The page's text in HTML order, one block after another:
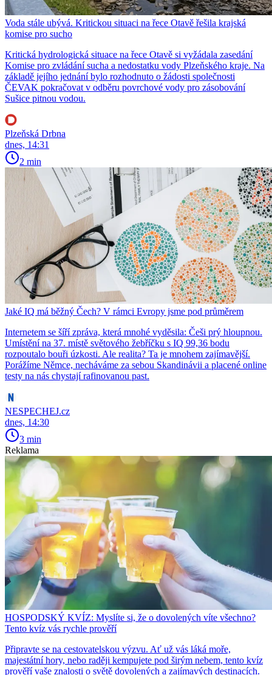
Voda stále ubývá. Kritickou situaci na řece Otavě řešila krajská
komise pro sucho
Kritická hydrologická situace na řece Otavě si vyžádala zasedání
Komise pro zvládání sucha a nedostatku vody Plzeňského kraje. Na
základě jejího jednání bylo rozhodnuto o žádosti společnosti
ČEVAK pokračovat v odběru povrchové vody pro zásobování
Sušice pitnou vodou.
Plzeňská Drbna
dnes, 14:31
2 min
Jaké IQ má běžný Čech? V rámci Evropy jsme pod průměrem
Internetem se šíří zpráva, která mnohé vyděsila: Češi prý hloupnou.
Umístění na 37. místě světového žebříčku s IQ 99,36 bodu
rozpoutalo bouři úzkosti. Ale realita? Ta je mnohem zajímavější.
Porážíme Němce, necháváme za sebou Skandinávii a placené online
testy na nás chystají rafinovanou past.
NESPECHEJ.cz
dnes, 14:30
3 min
Reklama
HOSPODSKÝ KVÍZ: Myslíte si, že o dovolených víte všechno?
Tento kvíz vás rychle prověří
Připravte se na cestovatelskou výzvu. Ať už vás láká moře,
majestátní hory, nebo raději kempujete pod širým nebem, tento kvíz
prověří vaše znalosti o světě dovolených a zajímavých destinacích.